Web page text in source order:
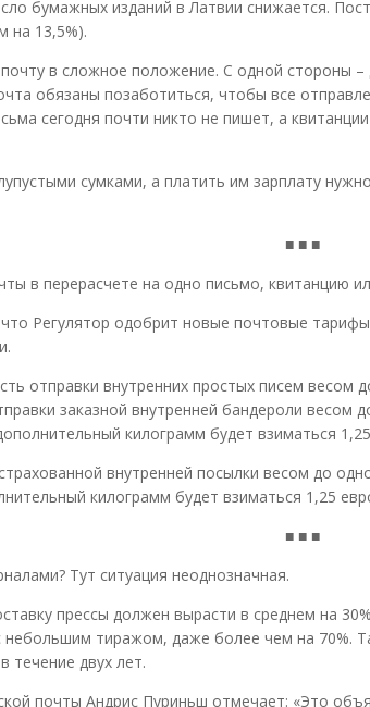
бумажных изданий в Латвии снижается.
на 13,5%).
в сложное положение. С одной стороны
обязаны позаботиться, чтобы все
сегодня почти никто не пишет, а
сумками, а платить им зарплату
■ ■ ■
в перерасчете на одно письмо, квитанцию
Регулятор одобрит новые почтовые
отправки внутренних простых писем весом
заказной внутренней бандероли весом
килограмм будет взиматься
внутренней посылки весом до
килограмм будет взиматься 1,25
■ ■ ■
Тут ситуация неоднозначная.
прессы должен вырасти в среднем на
небольшим тиражом, даже более чем на 70%.
течение двух лет.
почты Андрис Пуриньш отмечает: «Это